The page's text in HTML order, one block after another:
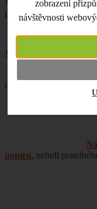
zobrazení
návštěvnosti
V této kategorii najdte
práce s foamiranem.
Nahlédněte do těchto
originálních náušniček
papíru, neboli